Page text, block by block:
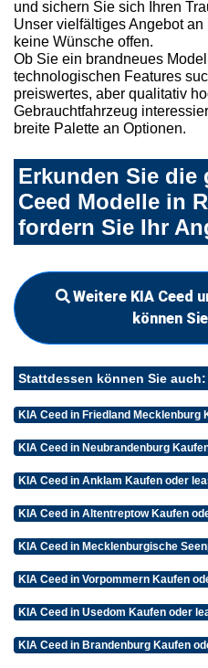
und sichern Sie sich Ihren
Unser vielfältiges Angebot
keine Wünsche offen.
Ob Sie ein brandneues
technologischen Features
preiswertes, aber qualitativ
Gebrauchtfahrzeug
breite Palette an Optionen.
Erkunden Sie die
Ceed Modelle in
fordern Sie Ihr
Weitere KIA Ceed
können
Stattdessen können Sie auch:
KIA Ceed in Friedland Mecklenburg
KIA Ceed in Neubrandenburg
KIA Ceed in Anklam Kaufen oder
KIA Ceed in Altentreptow Kaufen
KIA Ceed in Mecklenburgische
KIA Ceed in Vorpommern Kaufen
KIA Ceed in Usedom Kaufen oder
KIA Ceed in Brandenburg Kaufen